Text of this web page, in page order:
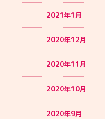
2021年1月
2020年12月
2020年11月
2020年10月
2020年9月